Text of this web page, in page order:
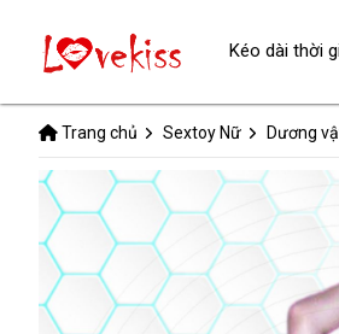
Trang chủ Sextoy Nữ Dương
Kéo dài thời